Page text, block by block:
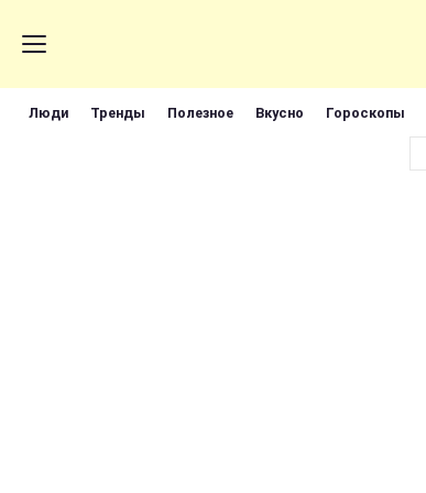
Люди Тренды Полезное Вкусно Гороскопы